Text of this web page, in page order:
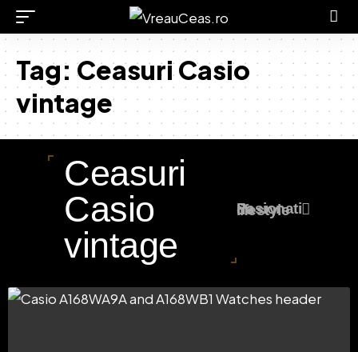
Tag: Ceasuri Casio
vintage
Ceasuri
Casio
vintage
Pasionati de lifestyle